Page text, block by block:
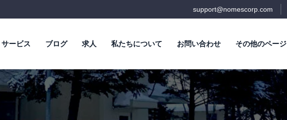
support@nomescorp.com
サービス ブログ 求人 私たちについて お問い合わせ その他のページ